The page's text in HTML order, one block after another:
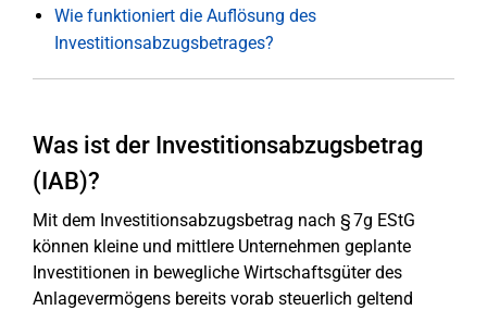
Wie funktioniert die Auflösung des
Investitionsabzugsbetrages?
Was ist der Investitionsabzugsbetrag
(IAB)?
Mit dem Investitionsabzugsbetrag nach § 7g EStG
können kleine und mittlere Unternehmen geplante
Investitionen in bewegliche Wirtschaftsgüter des
Anlagevermögens bereits vorab steuerlich geltend